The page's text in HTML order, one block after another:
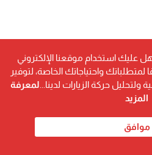
السيمفوني، واحدة من أرقى
عليك استخدام موقعنا الإلكتروني
واحتياجاتك الخاصة، لتوفير
حركة الزيارات لدينا... لمعرفة
المزيد
موافق